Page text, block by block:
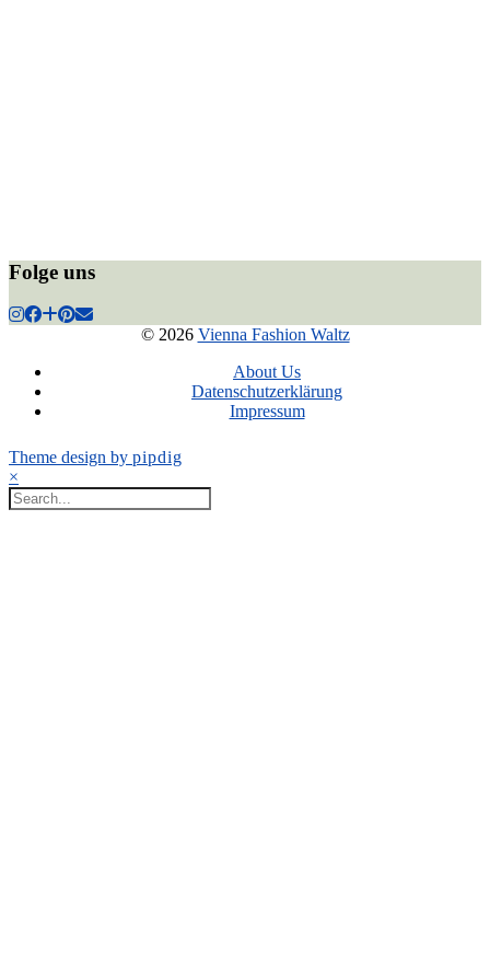
Folge uns
© 2026 Vienna Fashion Waltz
About Us
Datenschutzerklärung
Impressum
Theme design by pipdig
×